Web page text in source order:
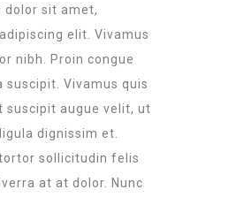
dolor sit amet,
elit. Vivamus
nibh. Proin congue
suscipit. Vivamus quis
suscipit augue velit, ut
dignissim et.
sollicitudin felis
at at dolor. Nunc